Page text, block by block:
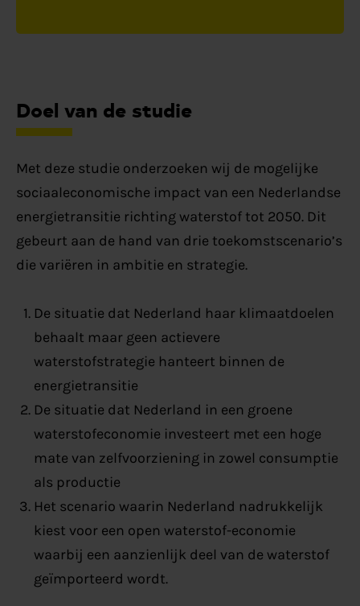
Doel van de studie
Met deze studie onderzoeken wij de mogelijke
sociaaleconomische impact van een Nederlandse
energietransitie richting waterstof tot 2050. Dit
gebeurt aan de hand van drie toekomstscenario’s
die variëren in ambitie en strategie.
De situatie dat Nederland haar klimaatdoelen
behaalt maar geen actievere
waterstofstrategie hanteert binnen de
energietransitie
De situatie dat Nederland in een groene
waterstofeconomie investeert met een hoge
mate van zelfvoorziening in zowel consumptie
als productie
Het scenario waarin Nederland nadrukkelijk
kiest voor een open waterstof-economie
waarbij een aanzienlijk deel van de waterstof
geïmporteerd wordt.